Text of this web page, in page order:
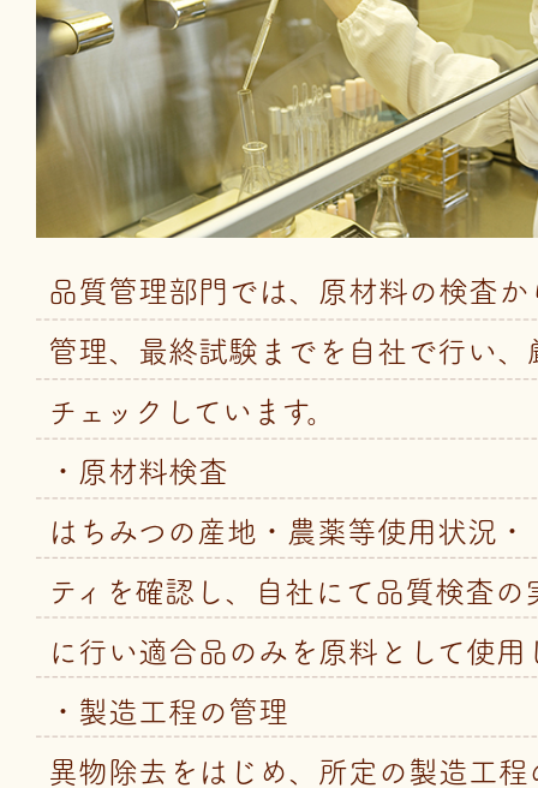
品質管理部門では、原材料の検査
管理、最終試験までを自社で行い、
チェックしています。
・原材料検査
はちみつの産地・農薬等使用状況
ティを確認し、自社にて品質検査の
に行い適合品のみを原料として使用
・製造工程の管理
異物除去をはじめ、所定の製造工